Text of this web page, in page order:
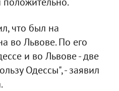
что был на
во Львове. По его
и во Львове - две
Одессы", - заявил